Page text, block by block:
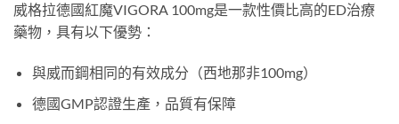
威格拉德國紅魔VIGORA 100mg是一款性價比高的ED治療
藥物，具有以下優勢：
與威而鋼相同的有效成分（西地那非100mg）
德國GMP認證生產，品質有保障